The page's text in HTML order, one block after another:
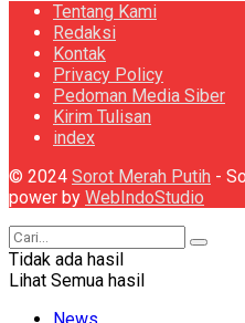
Tentang Kami
Redaksi
Kontak
Privacy Policy
Pedoman Media Siber
Kirim Tulisan
index
© 2024 Sorot Merah Putih -
power by WebIndoStudio
Tidak ada hasil
Lihat Semua hasil